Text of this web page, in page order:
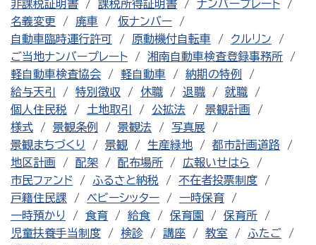
非課税証明書
課税所得証明書
ナンバープレート
名義変更
廃車
仮ナンバー
自動車臨時運行許可
原動機付自転車
クルリン
ご当地ナンバープレート
湘南自動車検査登録事務所
軽自動車検査協会
軽自動車
納期の特例
給与天引
特別徴収 休職 退職
就職
個人住民税
土地取引 公拡法
景観計画
様式
景観条例 景観法
写真展
景観まちづくり
景観 生産緑地
都市計画道路
地区計画
配架 配布場所
広報いせはら
市民ファンド
ふるさと納税
不在者投票制度
戸籍住民課
ベビーシッター
一時保育
一時預かり
食育 給食 保育園
保育所
児童扶養手当制度
検診 講座 教室
ふたご